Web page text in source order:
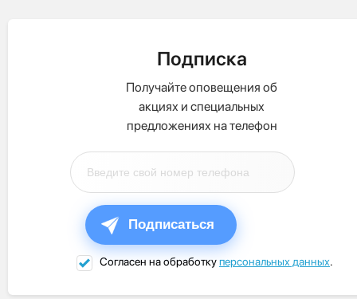
Подписка
Получайте оповещения об
акциях и специальных
предложениях на телефон
Подписаться
Согласен на обработкуперсональных данных.